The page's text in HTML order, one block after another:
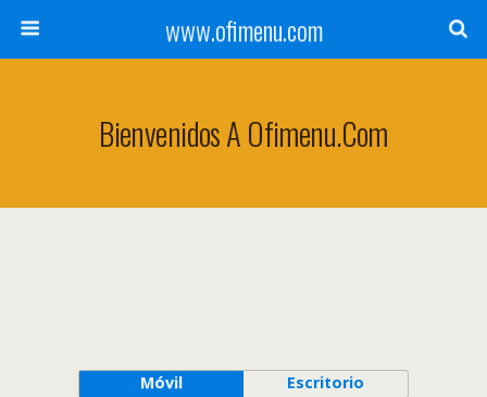
www.ofimenu.com
Bienvenidos A Ofimenu.com
Móvil Escritorio